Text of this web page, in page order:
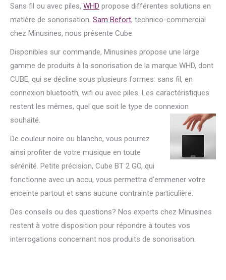
Sans fil ou avec piles, WHD propose différentes solutions en
matière de sonorisation. Sam Befort, technico-commercial
chez Minusines, nous présente Cube.
Disponibles sur commande, Minusines propose une large
gamme de produits à la sonorisation de la marque WHD, dont
CUBE, qui se décline sous plusieurs formes: sans fil, en
connexion bluetooth, wifi ou avec piles. Les caractéristiques
restent les mêmes, quel que soit le type de connexion
souhaité.
De couleur noire ou blanche, vous pourrez
ainsi profiter de votre musique en toute
sérénité. Petite précision, Cube BT 2 GO, qui
fonctionne avec un accu, vous permettra d’emmener votre
enceinte partout et sans aucune contrainte particulière.
Des conseils ou des questions? Nos experts chez Minusines
restent à votre disposition pour répondre à toutes vos
interrogations concernant nos produits de sonorisation.